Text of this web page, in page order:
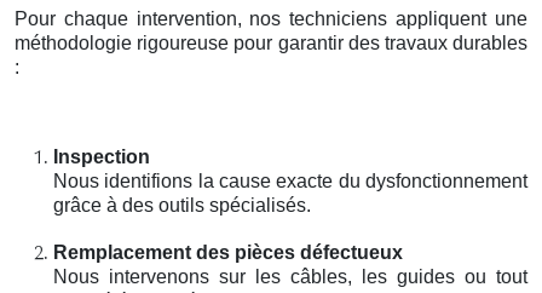
Pour chaque intervention, nos techniciens appliquent une
méthodologie rigoureuse pour garantir des travaux durables
:
Inspection
Nous identifions la cause exacte du dysfonctionnement
grâce à des outils spécialisés.
Remplacement des pièces défectueux
Nous intervenons sur les câbles, les guides ou tout